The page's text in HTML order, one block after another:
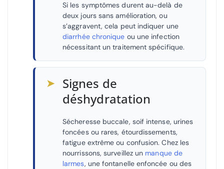
Si les symptômes durent au-delà de
deux jours sans amélioration, ou
s’aggravent, cela peut indiquer une
diarrhée chronique ou une infection
nécessitant un traitement spécifique.
➤ Signes de
déshydratation
Sécheresse buccale, soif intense, urines
foncées ou rares, étourdissements,
fatigue extrême ou confusion. Chez les
nourrissons, surveillez un manque de
larmes, une fontanelle enfoncée ou des